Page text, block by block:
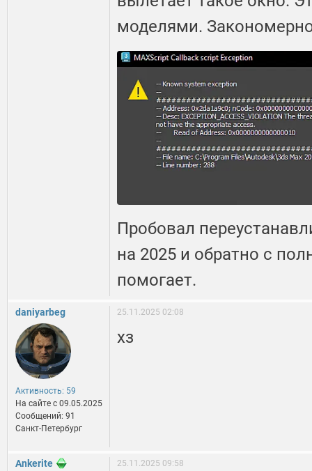
моделями.
Пробовал
на 2025 и обратно с
помогает.
daniyarbeg
Активность: 59
На сайте c 09.05.2025
Сообщений: 91
Санкт-Петербург
25.11.2025 02:08
хз
Ankerite 25.11.2025 09:58